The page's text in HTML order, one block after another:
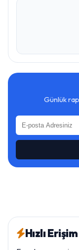
Günlük
Hızlı